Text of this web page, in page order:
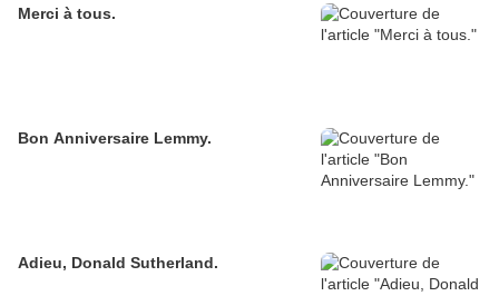
Merci à tous.
Bon Anniversaire Lemmy.
Adieu, Donald Sutherland.